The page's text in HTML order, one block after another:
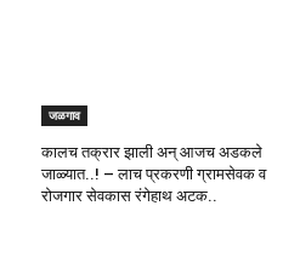
जळगाव
कालच तक्रार झाली अन् आजच अडकले
जाळ्यात..! – लाच प्रकरणी ग्रामसेवक व
रोजगार सेवकास रंगेहाथ अटक..